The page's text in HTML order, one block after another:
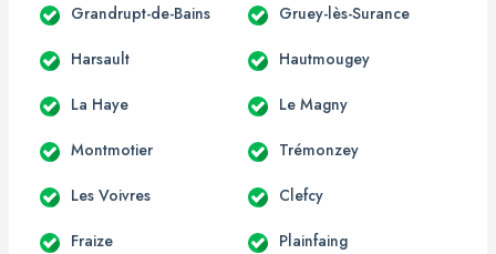
Grandrupt-de-Bains Gruey-lès-Surance
Harsault Hautmougey
La Haye Le Magny
Montmotier Trémonzey
Les Voivres Clefcy
Fraize Plainfaing